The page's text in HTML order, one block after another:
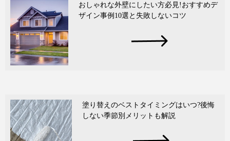
おしゃれな外壁にしたい方必見!おすすめデ
ザイン事例10選と失敗しないコツ
塗り替えのベストタイミングはいつ?後悔
しない季節別メリットも解説